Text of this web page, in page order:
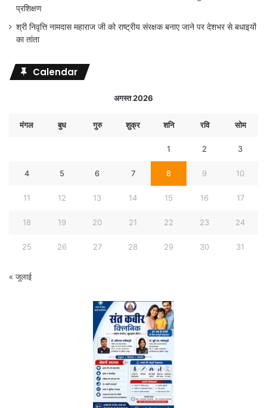
प्रशिक्षण
श्री निवृत्ति नामदास महाराज जी को राष्ट्रीय संरक्षक बनाए जाने पर देशभर से बधाइयों
का तांता
Calendar
अगस्त 2026
मंगल बुध गुरु शुक्र शनि रवि सोम
1 2 3
4 5 6 7 8 9 10
11 12 13 14 15 16 17
18 19 20 21 22 23 24
25 26 27 28 29 30 31
« जुलाई